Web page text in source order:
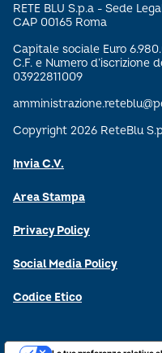
RETE BLU S.p.a - Sede
CAP 00165 Roma
Capitale sociale Euro
C.F. e Numero d’iscrizione
03922811009
Copyright 2026 ReteBlu
Invia C.V.
Area Stampa
Privacy Policy
Social Media Policy
Codice Etico